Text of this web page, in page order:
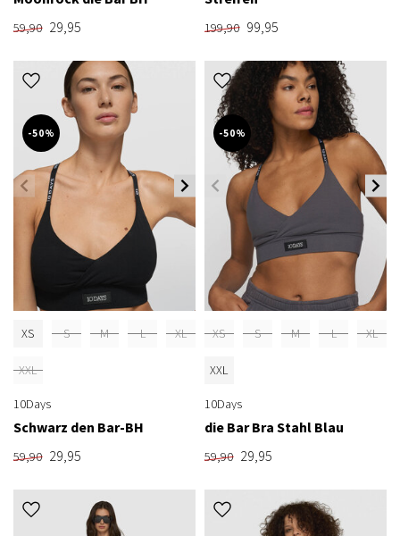
59,90 29,95 199,90 99,95
-50%
XS S M L XL
XXL
10Days
Schwarz den Bar-BH
59,90 29,95
-50%
XS S M L XL
XXL
10Days
die Bar Bra Stahl Blau
59,90 29,95